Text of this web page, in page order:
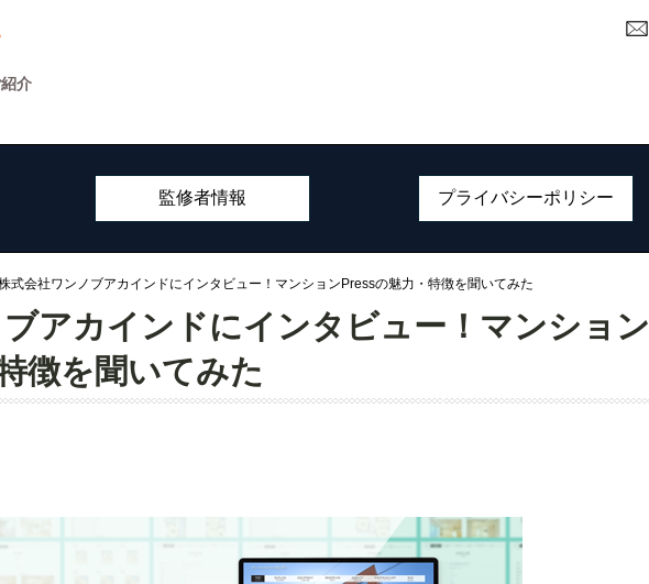
介
監修者情報 プライバシーポリシー
式会社ワンノブアカインドにインタビュー！マンションPressの魅力・特徴を聞いてみた
アカインドにインタビュー！マンション
徴を聞いてみた